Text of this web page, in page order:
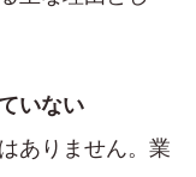
いない
ありません。業